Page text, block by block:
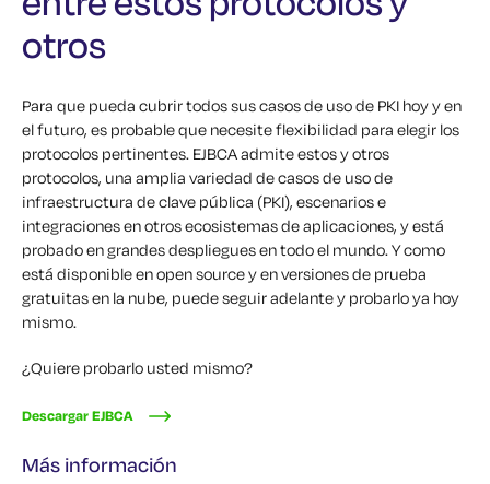
otros
Para que pueda cubrir todos sus casos de uso de PKI hoy y en
el futuro, es probable que necesite flexibilidad para elegir los
protocolos pertinentes. EJBCA admite estos y otros
protocolos, una amplia variedad de casos de uso de
infraestructura de clave pública (PKI), escenarios e
integraciones en otros ecosistemas de aplicaciones, y está
probado en grandes despliegues en todo el mundo. Y como
está disponible en open source y en versiones de prueba
gratuitas en la nube, puede seguir adelante y probarlo ya hoy
mismo.
¿Quiere probarlo usted mismo?
Descargar EJBCA
Más información